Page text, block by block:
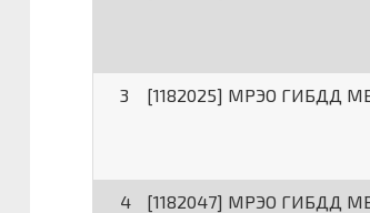
3 [1182025] МРЭО ГИБДД
4 [1182047] МРЭО ГИБДД